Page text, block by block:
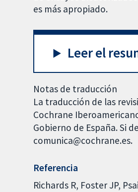
es más apropiado.
Leer el
Notas de traducción
La traducción de las
Cochrane
Gobierno de España. Si
comunica@cochrane.es.
Referencia
Richards R, Foster JP,